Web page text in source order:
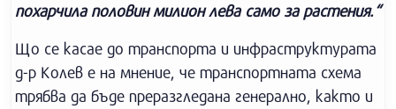
похарчила половин милион лева само за растения.“
Що се касае до транспорта и инфраструктурата
д-р Колев е на мнение, че транспортната схема
трябва да бъде преразгледана генерално, както и